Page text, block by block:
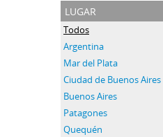
lugar
Todos
Argentina
Mar del Plata
Ciudad de Buenos Aires
Buenos Aires
Patagones
Quequén